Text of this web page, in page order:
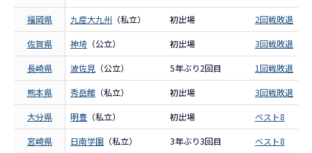
福岡県 九産大九州 （私立） 初出場 2回戦敗退
佐賀県 神埼 （公立） 初出場 3回戦敗退
長崎県 波佐見 （公立） 5年ぶり2回目 1回戦敗退
熊本県 秀岳館 （私立） 初出場 3回戦敗退
大分県 明豊 （私立） 初出場 ベスト8
宮崎県 日南学園 （私立） 3年ぶり3回目 ベスト8